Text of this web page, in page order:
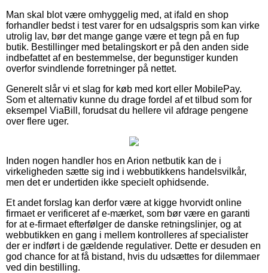
Man skal blot være omhyggelig med, at ifald en shop
forhandler bedst i test varer for en udsalgspris som kan virke
utrolig lav, bør det mange gange være et tegn på en fup
butik. Bestillinger med betalingskort er på den anden side
indbefattet af en bestemmelse, der begunstiger kunden
overfor svindlende forretninger på nettet.
Generelt slår vi et slag for køb med kort eller MobilePay.
Som et alternativ kunne du drage fordel af et tilbud som for
eksempel ViaBill, forudsat du hellere vil afdrage pengene
over flere uger.
Inden nogen handler hos en Arion netbutik kan de i
virkeligheden sætte sig ind i webbutikkens handelsvilkår,
men det er undertiden ikke specielt ophidsende.
Et andet forslag kan derfor være at kigge hvorvidt online
firmaet er verificeret af e-mærket, som bør være en garanti
for at e-firmaet efterfølger de danske retningslinjer, og at
webbutikken en gang i mellem kontrolleres af specialister
der er indført i de gældende regulativer. Dette er desuden en
god chance for at få bistand, hvis du udsættes for dilemmaer
ved din bestilling.